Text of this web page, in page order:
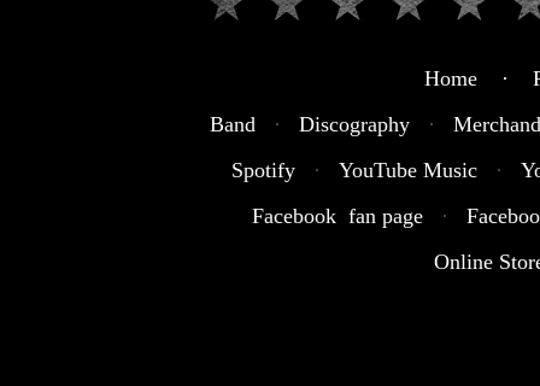
Home ·
Band
· Discography ·
Spotify
· YouTube Music ·
Facebook fan page
·
Online